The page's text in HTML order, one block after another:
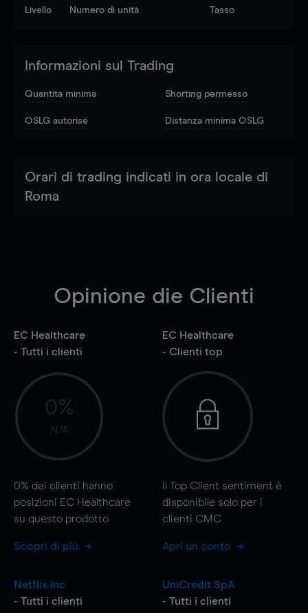
Livello Numero di unità Tasso
Informazioni sul Trading
Quantità minima Shorting permesso
OSLG autorisé Distanza minima OSLG
Orari di trading indicati in ora locale di
Roma
Opinione die Clienti
EC Healthcare
- Tutti i clienti
0%
N/A
0% dei clienti hanno
posizioni EC Healthcare
su questo prodotto
Scopri di più
EC Healthcare
- Clienti top
Il Top Client sentiment è
disponibile solo per i
clienti CMC
Apri un conto
Netflix Inc
- Tutti i clienti
UniCredit SpA
- Tutti i clienti